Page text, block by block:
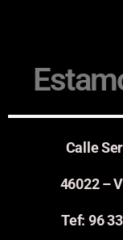
Calle
46022 –
Tef: 96